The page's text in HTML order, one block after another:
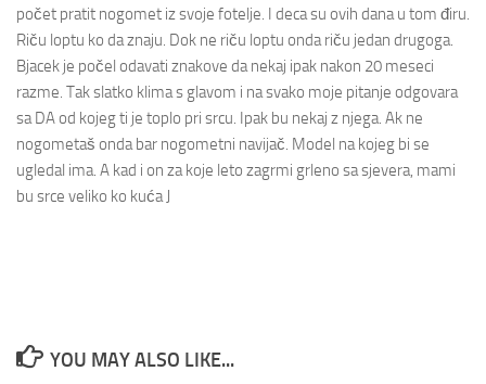
počet pratit nogomet iz svoje fotelje. I deca su ovih dana u tom điru.
Riču loptu ko da znaju. Dok ne riču loptu onda riču jedan drugoga.
Bjacek je počel odavati znakove da nekaj ipak nakon 20 meseci
razme. Tak slatko klima s glavom i na svako moje pitanje odgovara
sa DA od kojeg ti je toplo pri srcu. Ipak bu nekaj z njega. Ak ne
nogometaš onda bar nogometni navijač. Model na kojeg bi se
ugledal ima. A kad i on za koje leto zagrmi grleno sa sjevera, mami
bu srce veliko ko kuća J
YOU MAY ALSO LIKE...